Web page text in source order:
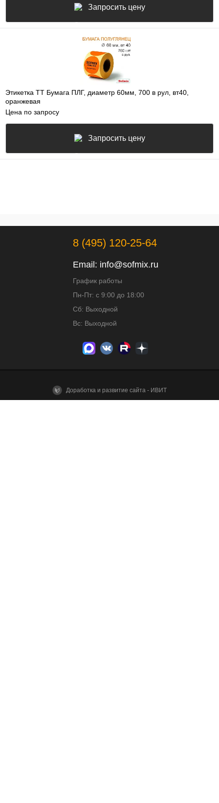
Запросить цену
Этикетка ТТ Бумага ПЛГ, диаметр 60мм, 700 в рул, вт40,
оранжевая
Цена по запросу
Запросить цену
8 (495) 120-25-64
Email: info@sofmix.ru
График работы
Пн-Пт: с 9:00 до 18:00
Сб: Выходной
Вс: Выходной
Доработка и развитие сайта - ИВИТ